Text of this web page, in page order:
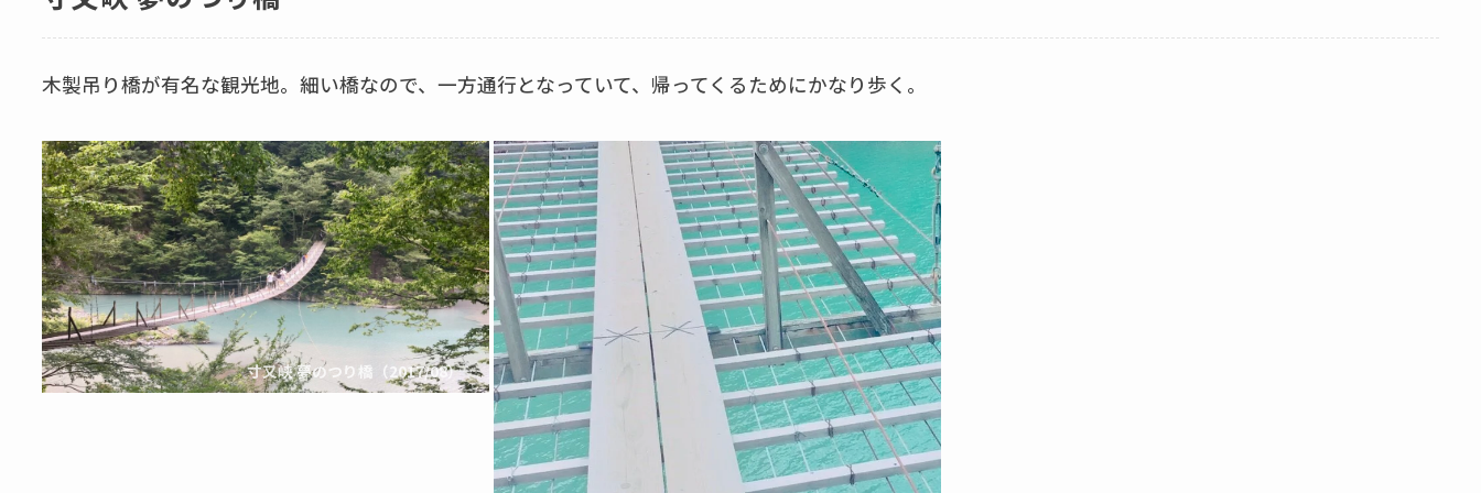
木製吊り橋が有名な観光地。細い橋なので、一方通行となっていて、帰ってくるためにかなり歩く。
寸又峡 夢のつり橋（2017/08）